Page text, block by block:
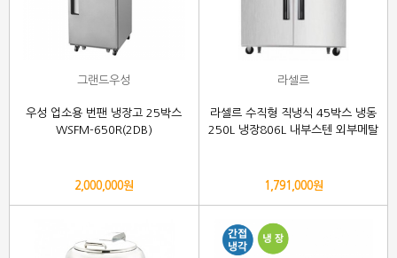
그랜드우성
우성 업소용 번팬 냉장고 25박스
WSFM-650R(2DB)
2,000,000원
라셀르
라셀르 수직형 직냉식 45박스 냉동
250L 냉장806L 내부스텐 외부메탈
1,791,000원